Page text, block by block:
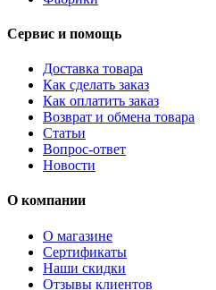
Сервис и помощь
Доставка товара
Как сделать заказ
Как оплатить заказ
Возврат и обмена товара
Статьи
Вопрос-ответ
Новости
О компании
О магазине
Сертификаты
Наши скидки
Отзывы клиентов